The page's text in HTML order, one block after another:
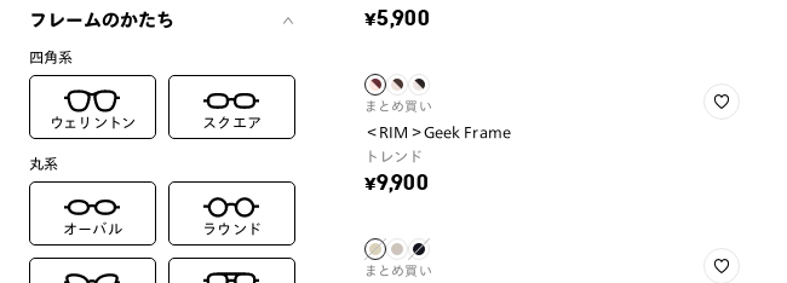
フレームのかたち
四角系
ウェリントン スクエア
丸系
オーバル ラウンド
¥5,900
まとめ買い
＜RIM＞Geek Frame
トレンド
¥9,900
まとめ買い